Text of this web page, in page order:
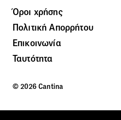
Όροι χρήσης
Πολιτική Απορρήτου
Επικοινωνία
Ταυτότητα
© 2026 Cantina